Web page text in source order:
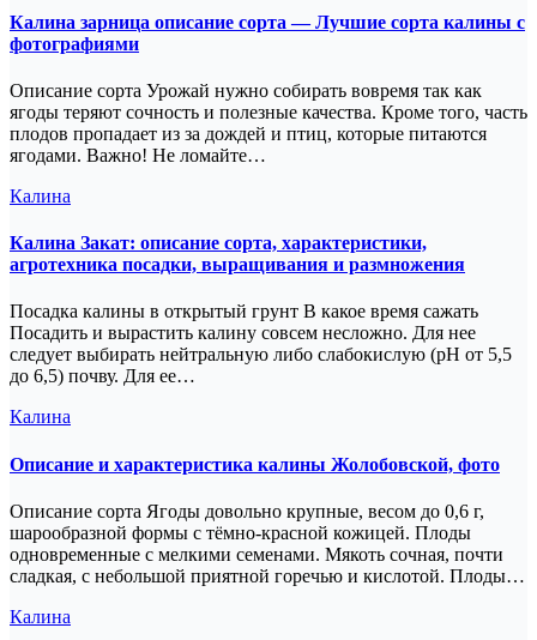
Калина зарница описание сорта — Лучшие сорта калины с
фотографиями
Описание сорта Урожай нужно собирать вовремя так как
ягоды теряют сочность и полезные качества. Кроме того, часть
плодов пропадает из за дождей и птиц, которые питаются
ягодами. Важно! Не ломайте…
Калина
Калина Закат: описание сорта, характеристики,
агротехника посадки, выращивания и размножения
Посадка калины в открытый грунт В какое время сажать
Посадить и вырастить калину совсем несложно. Для нее
следует выбирать нейтральную либо слабокислую (рН от 5,5
до 6,5) почву. Для ее…
Калина
Описание и характеристика калины Жолобовской, фото
Описание сорта Ягоды довольно крупные, весом до 0,6 г,
шарообразной формы с тёмно-красной кожицей. Плоды
одновременные с мелкими семенами. Мякоть сочная, почти
сладкая, с небольшой приятной горечью и кислотой. Плоды…
Калина